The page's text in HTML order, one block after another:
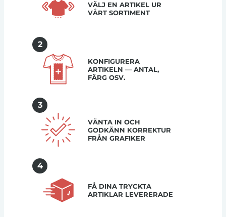
VÄLJ EN ARTIKEL UR
VÅRT SORTIMENT
2
KONFIGURERA
ARTIKELN — ANTAL,
FÄRG OSV.
3
VÄNTA IN OCH
GODKÄNN KORREKTUR
FRÅN GRAFIKER
4
FÅ DINA TRYCKTA
ARTIKLAR LEVERERADE